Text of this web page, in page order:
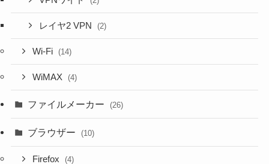
レイヤ2 VPN (2)
Wi-Fi (14)
WiMAX (4)
ファイルメーカー (26)
ブラウザー (10)
Firefox (4)